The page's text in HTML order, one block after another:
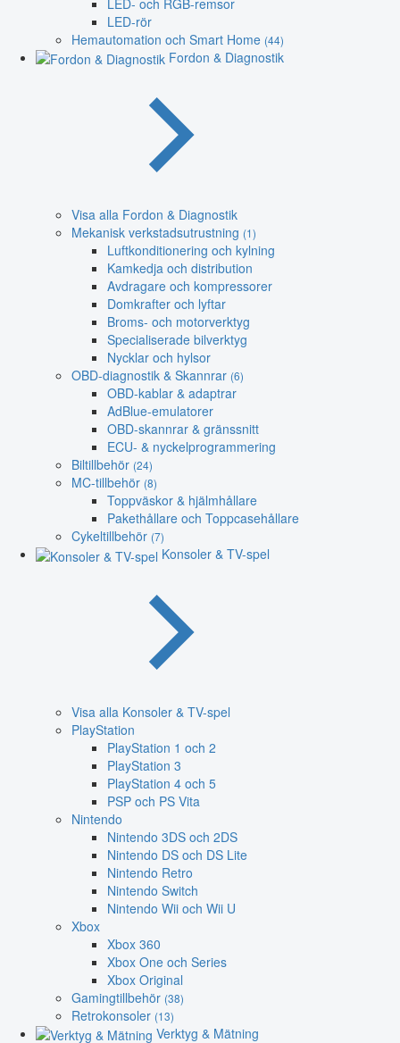
LED-rör
Hemautomation och Smart Home (44)
Fordon & Diagnostik
Visa alla Fordon & Diagnostik
Mekanisk verkstadsutrustning (1)
Luftkonditionering och kylning
Kamkedja och distribution
Avdragare och kompressorer
Domkrafter och lyftar
Broms- och motorverktyg
Specialiserade bilverktyg
Nycklar och hylsor
OBD-diagnostik & Skannrar (6)
OBD-kablar & adaptrar
AdBlue-emulatorer
OBD-skannrar & gränssnitt
ECU- & nyckelprogrammering
Biltillbehör (24)
MC-tillbehör (8)
Toppväskor & hjälmhållare
Pakethållare och Toppcasehållare
Cykeltillbehör (7)
Konsoler & TV-spel
Visa alla Konsoler & TV-spel
PlayStation
PlayStation 1 och 2
PlayStation 3
PlayStation 4 och 5
PSP och PS Vita
Nintendo
Nintendo 3DS och 2DS
Nintendo DS och DS Lite
Nintendo Retro
Nintendo Switch
Nintendo Wii och Wii U
Xbox
Xbox 360
Xbox One och Series
Xbox Original
Gamingtillbehör (38)
Retrokonsoler (13)
Verktyg & Mätning